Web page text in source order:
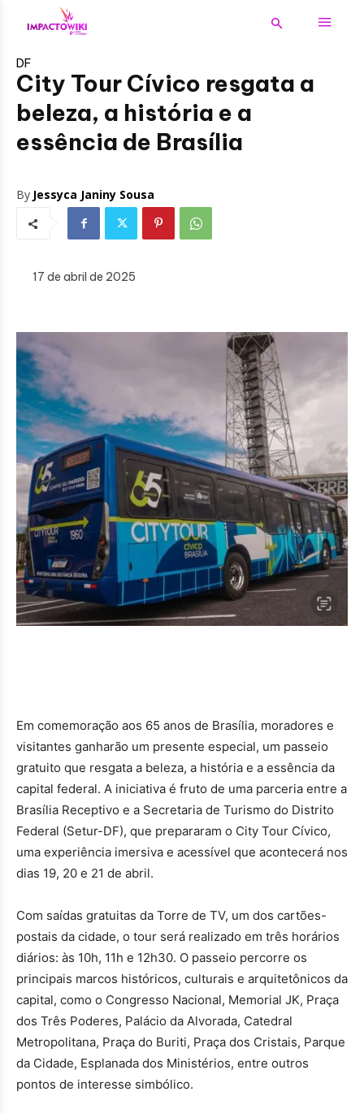
DF
City Tour Cívico resgata a
beleza, a história e a
essência de Brasília
By Jessyca Janiny Sousa
17 de abril de 2025
Em comemoração aos 65 anos de Brasília, moradores e
visitantes ganharão um presente especial, um passeio
gratuito que resgata a beleza, a história e a essência da
capital federal. A iniciativa é fruto de uma parceria entre a
Brasília Receptivo e a Secretaria de Turismo do Distrito
Federal (Setur-DF), que prepararam o City Tour Cívico,
uma experiência imersiva e acessível que acontecerá nos
dias 19, 20 e 21 de abril.
Com saídas gratuitas da Torre de TV, um dos cartões-
postais da cidade, o tour será realizado em três horários
diários: às 10h, 11h e 12h30. O passeio percorre os
principais marcos históricos, culturais e arquitetônicos da
capital, como o Congresso Nacional, Memorial JK, Praça
dos Três Poderes, Palácio da Alvorada, Catedral
Metropolitana, Praça do Buriti, Praça dos Cristais, Parque
da Cidade, Esplanada dos Ministérios, entre outros
pontos de interesse simbólico.